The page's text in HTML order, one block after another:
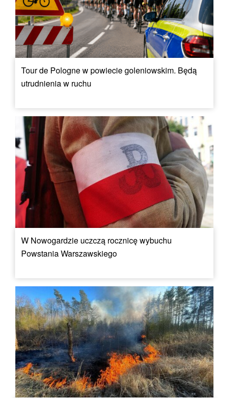
Tour de Pologne w powiecie goleniowskim. Będą
utrudnienia w ruchu
W Nowogardzie uczczą rocznicę wybuchu
Powstania Warszawskiego